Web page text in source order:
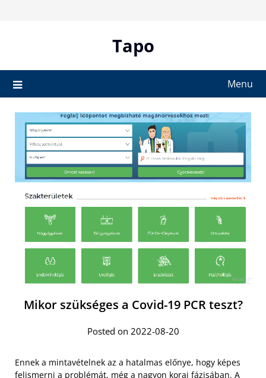
Tapo
Menu
Mikor szükséges a Covid-19 PCR teszt?
Posted on 2022-08-20
Ennek a mintavételnek az a hatalmas előnye, hogy képes
felismerni a problémát, még a nagyon korai fázisában. A